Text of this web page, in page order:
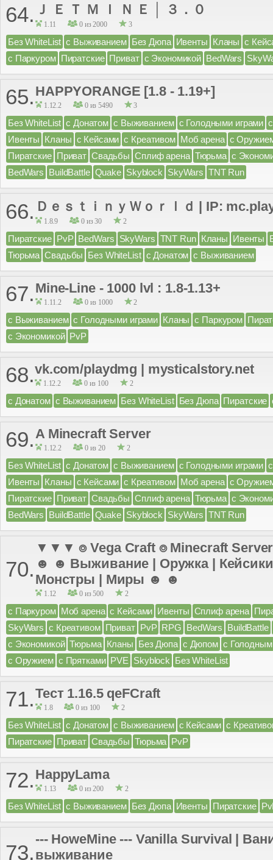
64. Ｊ Ｅ Ｔ Ｍ Ｉ Ｎ Ｅ │ ３．０
1.11 0 из 2000 3
Без WhiteList с Выживанием Без Дюпа Ивенты Кланы с
с Паркуром Пиратские Приват с Экономикой BedWars
65. HAPPYORANGE [1.8 - 1.19+]
1.12.2 0 из 5490 3
Без WhiteList с Донатом с Выживанием с Голодными играми
Ивенты Кланы с Кейсами с Креативом Моб арена с
Пиратские Приват Свадьбы Сплиф арена Тюрьма с
BedWars BuildBattle Quake Skyblock SkyWars TNT Run
66. ＤｅｓｔｉｎｙＷｏｒｌｄ | IP:
1.8.9 0 из 30 2
Пиратские PvP BedWars SkyWars TNT Run Кланы Ивенты
Тюрьма Свадьбы Без WhiteList с Донатом с Выживанием
67. Mine-Line - 1000 lvl : 1.8-1.13+
1.11.2 0 из 1000 2
с Выживанием с Голодными играми Кланы с Паркуром
с Экономикой PvP
68.vk.com/playdmg | mysticalstory.net
1.12.2 0 из 100 2
с Донатом с Выживанием Без WhiteList Без Дюпа Пиратские
69.A Minecraft Server
1.12.2 0 из 20 2
Без WhiteList с Донатом с Выживанием с Голодными играми
Ивенты Кланы с Кейсами с Креативом Моб арена с
Пиратские Приват Свадьбы Сплиф арена Тюрьма с
BedWars BuildBattle Quake Skyblock SkyWars TNT Run
70.
▼▼▼ ⌾ Vega Craft ⌾ Minecraft
☻ ☻ Выживание | Оружка |
Монстры | Миры ☻ ☻
1.12 0 из 500 2
с Паркуром Моб арена с Кейсами Ивенты Сплиф арена
SkyWars с Креативом Приват PvP RPG BedWars BuildBattle
с Экономикой Тюрьма Кланы Без Дюпа с Дюпом с
с Оружием с Прятками PVE Skyblock Без WhiteList
71.Тест 1.16.5 qeFCraft
1.8 0 из 100 2
Без WhiteList с Донатом с Выживанием с Кейсами с
Пиратские Приват Свадьбы Тюрьма PvP
72. HappyLama
1.13 0 из 200 2
Без WhiteList с Выживанием Без Дюпа Ивенты Пиратские
73.
--- HoweMine --- Vanilla Survival |
выживание